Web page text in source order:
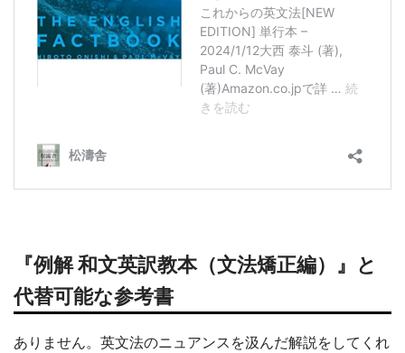
『例解 和文英訳教本（文法矯正編）』と
代替可能な参考書
ありません。英文法のニュアンスを汲んだ解説をしてくれ